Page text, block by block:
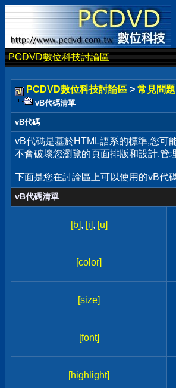
PCDVD數位科技討論區
PCDVD數位科技討論區 > 常見問題
vB代碼清單
vB代碼
vB代碼是基於HTML語系的標準,您可
不會破壞您瀏覽的頁面排版和設計.管
下面是您在討論區上可以使用的vB代
vB代碼清單
[b], [i], [u]
[color]
[size]
[font]
[highlight]